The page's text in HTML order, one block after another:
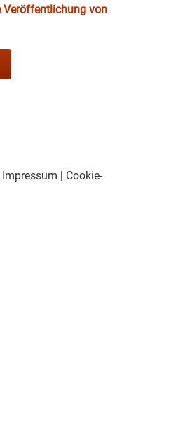
Veröffentlichung von
Impressum
Cookie-